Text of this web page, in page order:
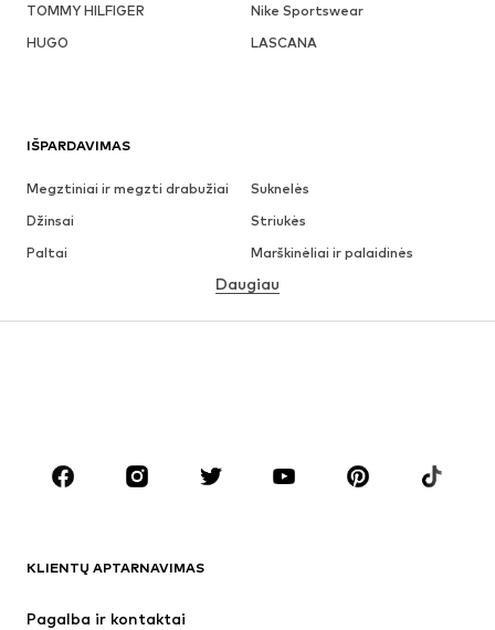
TOMMY HILFIGER
Nike Sportswear
HUGO
LASCANA
IŠPARDAVIMAS
Megztiniai ir megzti drabužiai
Suknelės
Džinsai
Striukės
Paltai
Marškinėliai ir palaidinės
Apatiniai
Sijonai
Palaidinės ir tunikos
Aksesuarai
Premium
Naujienos
Daugiau
KLIENTŲ APTARNAVIMAS
Pagalba ir kontaktai